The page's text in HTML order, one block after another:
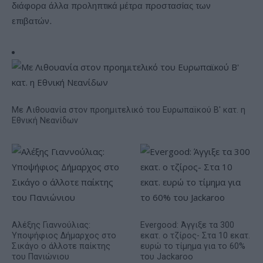
διάφορα άλλα προληπτικά μέτρα προστασίας των
επιβατών.
Με Λιθουανία στον προημιτελικό του Ευρωπαϊκού Β' κατ. η
Εθνική Νεανίδων
Αλέξης Γιαννούλιας:
Υποψήφιος Δήμαρχος στο
Σικάγο ο άλλοτε παίκτης
του Πανιώνιου
Evergood: Άγγιξε τα 300
εκατ. ο τζίρος- Στα 10 εκατ.
ευρώ το τίμημα για το 60%
του Jackaroo